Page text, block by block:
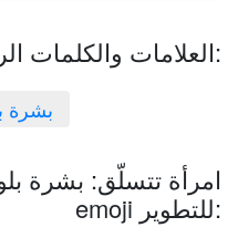
العلامات والكلمات الرئيسية:
بشرة
امرأة تتسلّق: بشرة
emoji للتطوير: